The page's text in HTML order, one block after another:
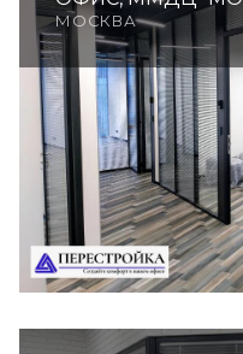
МОСКВА